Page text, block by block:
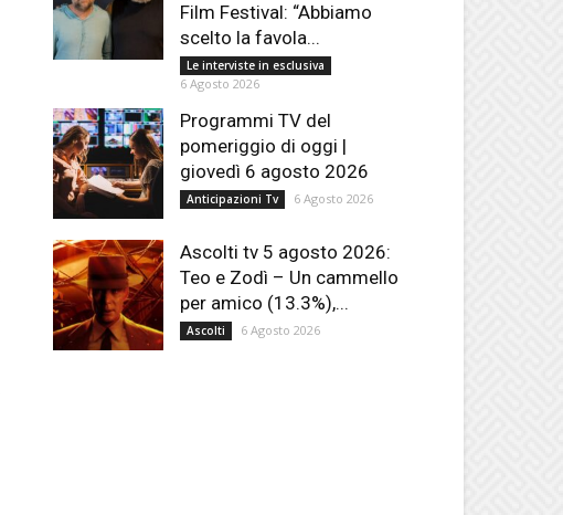
Film Festival: “Abbiamo
scelto la favola...
Le interviste in esclusiva
6 Agosto 2026
Programmi TV del
pomeriggio di oggi |
giovedì 6 agosto 2026
Anticipazioni Tv 6 Agosto 2026
Ascolti tv 5 agosto 2026:
Teo e Zodì – Un cammello
per amico (13.3%),...
Ascolti 6 Agosto 2026